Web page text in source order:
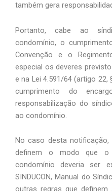
também gera
Portanto, cabe ao
condomínio, o
Convenção e o
especial os deveres
e na Lei 4.591/64 (artigo 22,
cumprimento do
responsabilização do
ao condomínio.
No caso desta
definem o modo que o
condomínio deveria ser
SINDUCON, Manual do
outras regras que